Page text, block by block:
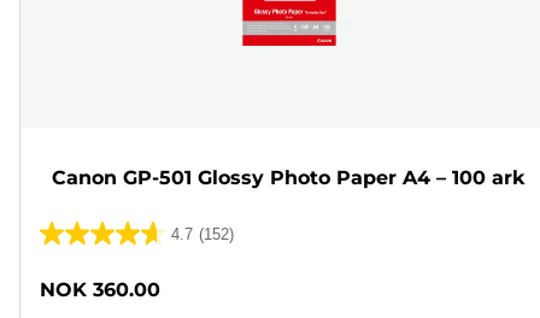
Canon GP-501 Glossy Photo Paper A4 – 100 ark
4.7 (152)
4.7
5
NOK 360.00